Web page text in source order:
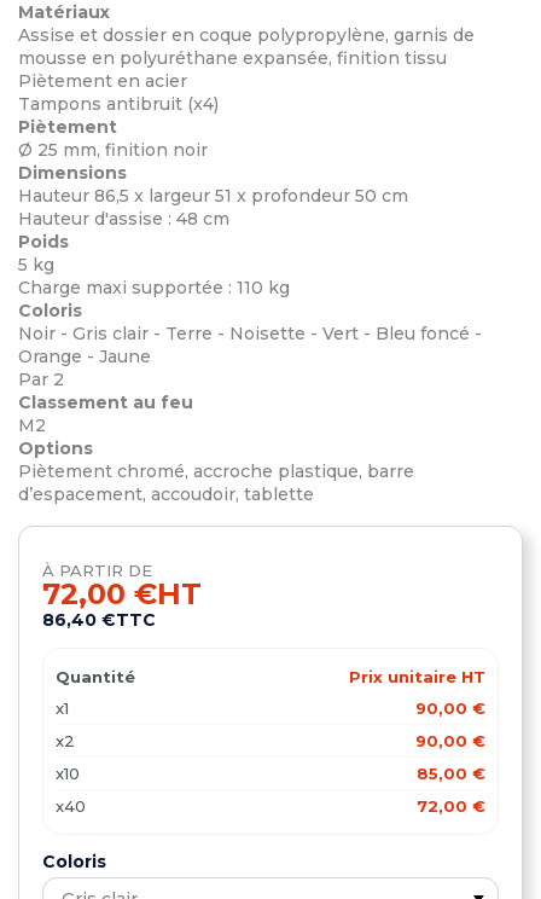
Matériaux
Assise et dossier en coque polypropylène, garnis de
mousse en polyuréthane expansée, finition tissu
Piètement en acier
Tampons antibruit (x4)
Piètement
Ø 25 mm, finition noir
Dimensions
Hauteur 86,5 x largeur 51 x profondeur 50 cm
Hauteur d'assise : 48 cm
Poids
5 kg
Charge maxi supportée : 110 kg
Coloris
Noir - Gris clair - Terre - Noisette - Vert - Bleu foncé -
Orange - Jaune
Par 2
Classement au feu
M2
Options
Piètement chromé, accroche plastique, barre
d’espacement, accoudoir, tablette
À PARTIR DE
72,00 €HT
86,40 €TTC
Quantité
Prix unitaire HT
x1
90,00 €
x2
90,00 €
x10
85,00 €
x40
72,00 €
Coloris